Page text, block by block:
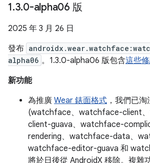
1.3.0-alpha06 版
2025 年 3 月 26 日
發布
alpha06 。1.3.0-alpha06 版包含這些
新功能
為推廣 Wear 錶面格式 ，我們已
(watchface、watchface-client
client-guava、watchface-
rendering、watchface-data、
watchface-editor-guava 和
將於日後從 AndroidX 移除。複雜